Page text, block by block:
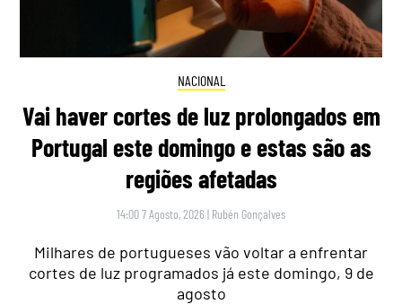
NACIONAL
Vai haver cortes de luz prolongados em
Portugal este domingo e estas são as
regiões afetadas
14:00 7 Agosto, 2026 | Rubén Gonçalves
Milhares de portugueses vão voltar a enfrentar
cortes de luz programados já este domingo, 9 de
agosto